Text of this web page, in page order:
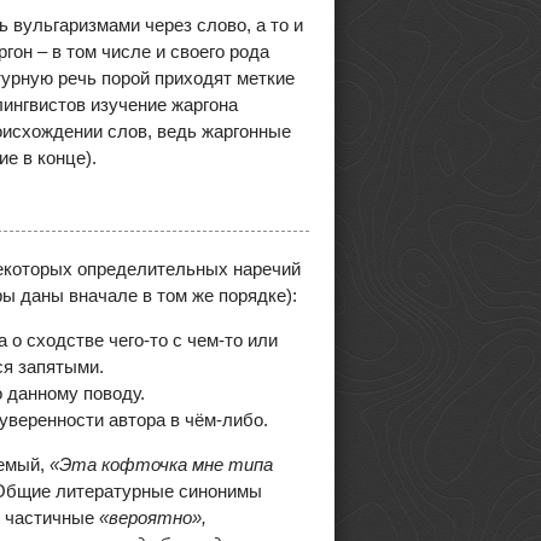
через слово, а то и
– в том числе и своего рода
речь порой приходят меткие
изучение жаргона
слов, ведь жаргонные
в конце).
определительных наречий
даны вначале в том же порядке):
сходстве чего-то с чем-то или
запятыми.
поводу.
автора в чём-либо.
«Эта кофточка мне типа
литературные синонимы
частичные «вероятно»,